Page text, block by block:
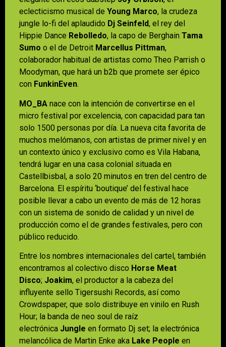
eclecticismo musical de Young Marco, la crudeza
jungle lo-fi del aplaudido Dj Seinfeld, el rey del
Hippie Dance Rebolledo, la capo de Berghain Tama
Sumo o el de Detroit Marcellus Pittman,
colaborador habitual de artistas como Theo Parrish o
Moodyman, que hará un b2b que promete ser épico
con FunkinEven.
MO_BA nace con la intención de convertirse en el
micro festival por excelencia, con capacidad para tan
solo 1500 personas por día. La nueva cita favorita de
muchos melómanos, con artistas de primer nivel y en
un contexto único y exclusivo como es Vila Habana,
tendrá lugar en una casa colonial situada en
Castellbisbal, a solo 20 minutos en tren del centro de
Barcelona. El espíritu ‘boutique’ del festival hace
posible llevar a cabo un evento de más de 12 horas
con un sistema de sonido de calidad y un nivel de
producción como el de grandes festivales, pero con
público reducido.
Entre los nombres internacionales del cartel, también
encontramos al colectivo disco Horse Meat
Disco; Joakim, el productor a la cabeza del
influyente sello Tigersushi Records, así como
Crowdspaper, que solo distribuye en vinilo en Rush
Hour; la banda de neo soul de raíz
electrónica Jungle en formato Dj set; la electrónica
melancólica de Martin Enke aka Lake People en